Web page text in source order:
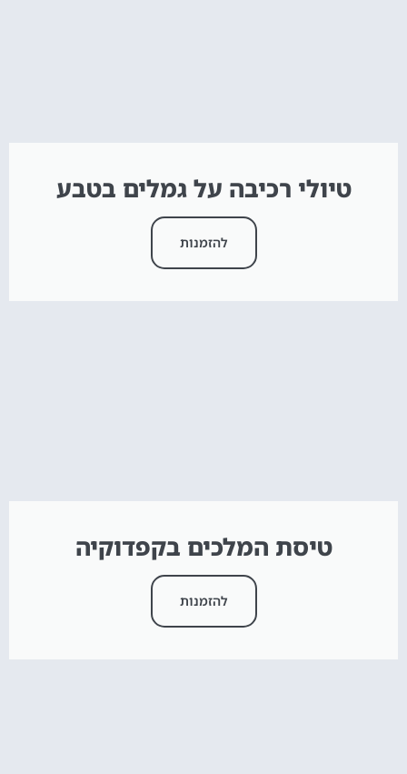
טיולי רכיבה על גמלים בטבע
להזמנות
טיסת המלכים בקפדוקיה
להזמנות